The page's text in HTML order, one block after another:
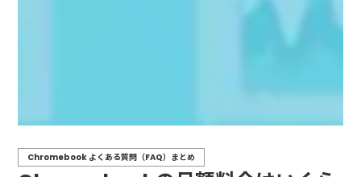
Chromebook よくある質問（FAQ）まとめ